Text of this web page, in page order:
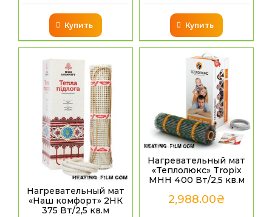
Купить Купить
Нагревательный мат
«Наш комфорт» 2НК
375 Вт/2,5 кв.м
Нагревательный мат
«Теплолюкс» Tropix
МНН 400 Вт/2,5 кв.м
2,988.00₴